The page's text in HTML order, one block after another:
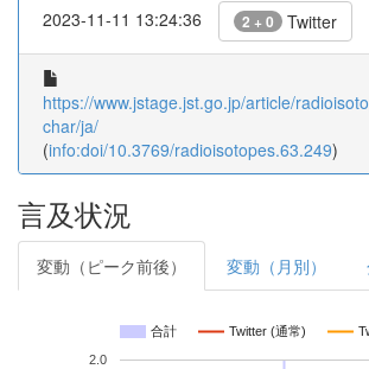
2023-11-11 13:24:36 2 + 0 Twitter
https://www.jstage.jst.go.jp/article/
char/ja/
(info:doi/10.3769/radioisotopes.63.249)
言及状況
変動（ピーク前後） 変動（月別）
合計 Twitter (通常)
2.0